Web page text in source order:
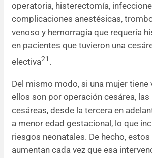
operatoria, histerectomía,
complicaciones anestésicas,
venoso y hemorragia que requería
en pacientes que tuvieron una
electiva21 .
Del mismo modo, si una mujer
ellos son por operación cesárea, las
cesáreas, desde la tercera en
a menor edad gestacional, lo que
riesgos neonatales. De hecho,
aumentan cada vez que esa